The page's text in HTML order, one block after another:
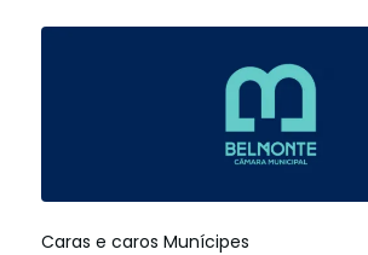
Caras e caros Munícipes